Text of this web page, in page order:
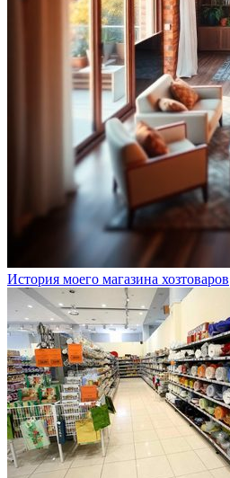
История моего магазина хозтоваров